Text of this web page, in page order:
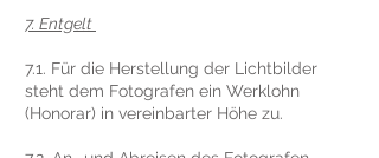
7. Entgelt
7.1. Für die Herstellung der Lichtbilder
steht dem Fotografen ein Werklohn
(Honorar) in vereinbarter Höhe zu.